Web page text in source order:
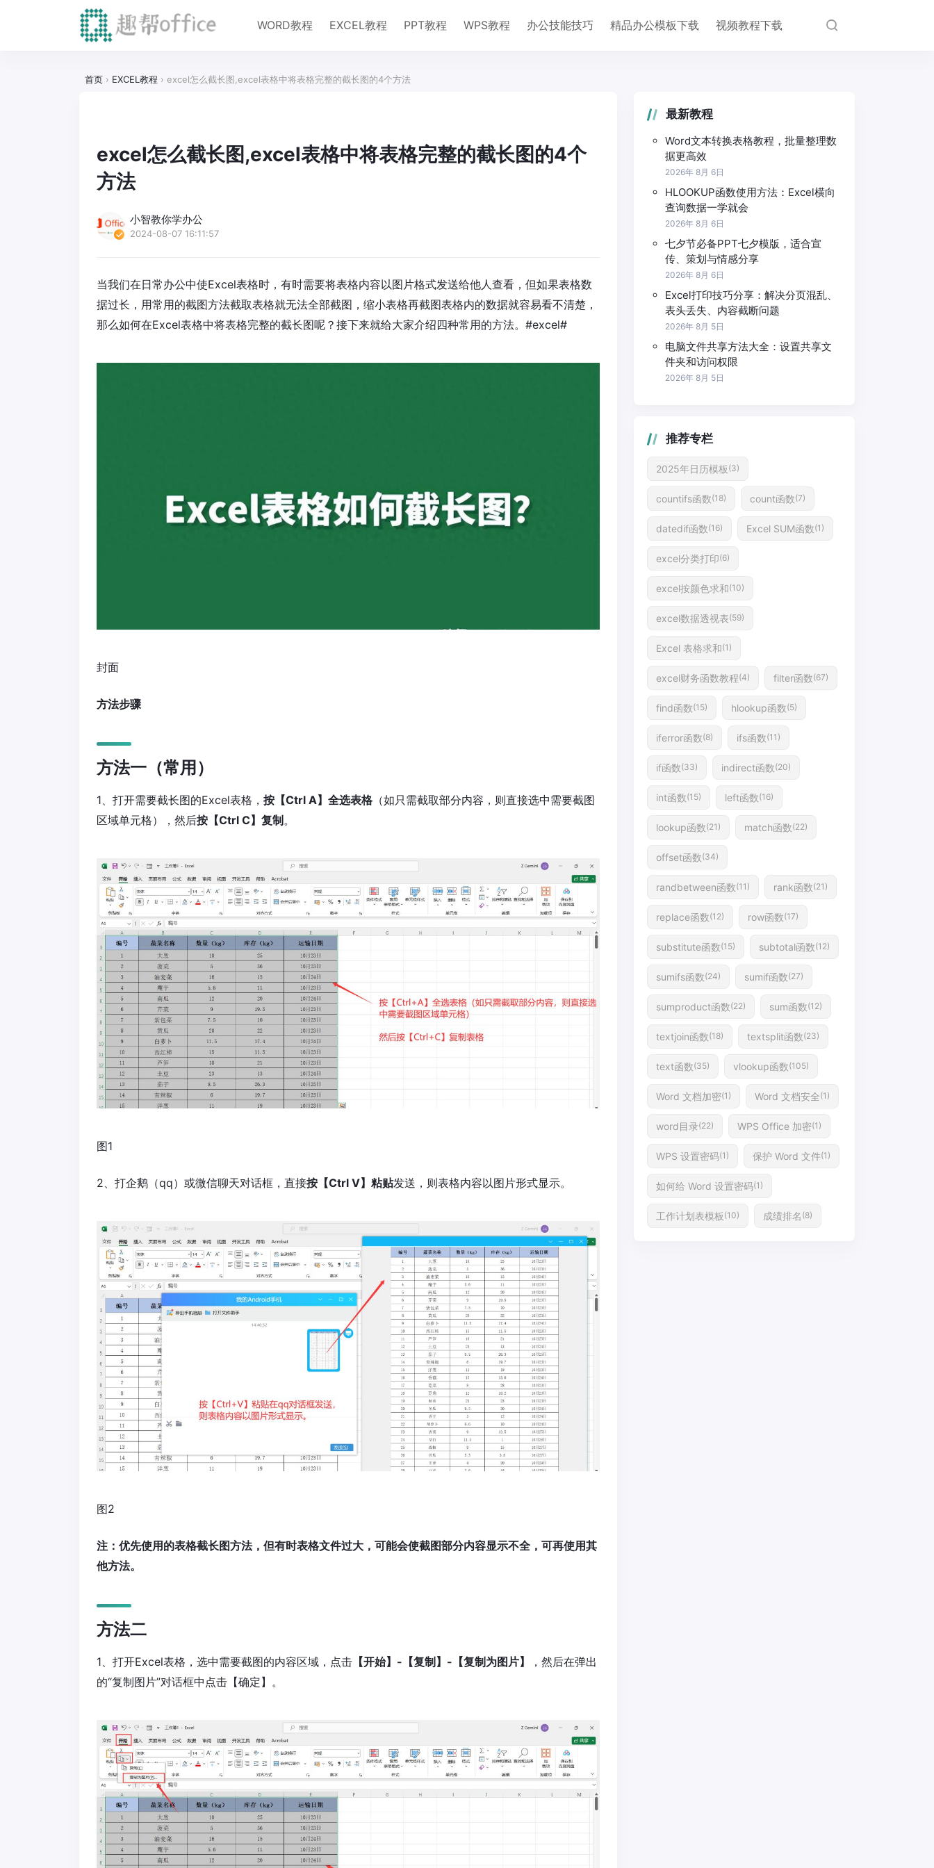
WORD教程 EXCEL教程 PPT教程 WPS教程 办公技能技巧 精品办公模板下载 视频教程下载
首页 › EXCEL教程 › excel怎么截长图,excel表格中将表格完整的截长图的4个方法
excel怎么截长图,excel表格中将表格完整的截长图的4个
方法
小智教你学办公
2024-08-07 16:11:57
当我们在日常办公中使Excel表格时，有时需要将表格内容以图片格式发送给他人查看，但如果表格数
据过长，用常用的截图方法截取表格就无法全部截图，缩小表格再截图表格内的数据就容易看不清楚，
那么如何在Excel表格中将表格完整的截长图呢？接下来就给大家介绍四种常用的方法。#excel#
封面
方法步骤
方法一（常用）
1、打开需要截长图的Excel表格， 按【Ctrl A】全选表格 （如只需截取部分内容，则直接选中需要截图
区域单元格），然后按【Ctrl C】复制。
图1
2、打企鹅（qq）或微信聊天对话框，直接按【Ctrl V】粘贴发送，则表格内容以图片形式显示。
图2
注：优先使用的表格截长图方法，但有时表格文件过大，可能会使截图部分内容显示不全，可再使用其
他方法。
方法二
1、打开Excel表格，选中需要截图的内容区域，点击 【开始】-【复制】-【复制为图片】
，然后在弹出
的“复制图片”对话框中点击【确定】。
最新教程
Word文本转换表格教程，批量整理数
据更高效
2026年 8月 6日
HLOOKUP函数使用方法：Excel横向
查询数据一学就会
2026年 8月 6日
七夕节必备PPT七夕模版，适合宣
传、策划与情感分享
2026年 8月 6日
Excel打印技巧分享：解决分页混乱、
表头丢失、内容截断问题
2026年 8月 5日
电脑文件共享方法大全：设置共享文
件夹和访问权限
2026年 8月 5日
推荐专栏
2025年日历模板 (3)
countifs函数(18) count函数(7)
datedif函数(16) Excel SUM函数(1)
excel分类打印(6)
excel按颜色求和(10)
excel数据透视表(59)
Excel 表格求和(1)
excel财务函数教程(4) filter函数(67)
find函数(15) hlookup函数(5)
iferror函数(8) ifs函数(11)
if函数(33) indirect函数(20)
int函数(15) left函数(16)
lookup函数(21) match函数(22)
offset函数(34)
randbetween函数(11) rank函数(21)
replace函数(12) row函数(17)
substitute函数(15) subtotal函数(12)
sumifs函数(24) sumif函数(27)
sumproduct函数(22) sum函数(12)
textjoin函数(18) textsplit函数(23)
text函数(35) vlookup函数(105)
Word 文档加密(1) Word 文档安全(1)
word目录(22) WPS Office 加密(1)
WPS 设置密码(1) 保护 Word 文件(1)
如何给 Word 设置密码(1)
工作计划表模板 (10) 成绩排名 (8)